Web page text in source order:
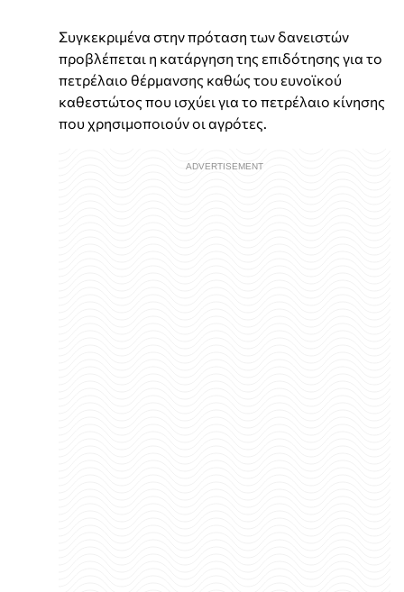
Συγκεκριμένα στην πρόταση των δανειστών
προβλέπεται η κατάργηση της επιδότησης για το
πετρέλαιο θέρμανσης καθώς του ευνοϊκού
καθεστώτος που ισχύει για το πετρέλαιο κίνησης
που χρησιμοποιούν οι αγρότες.